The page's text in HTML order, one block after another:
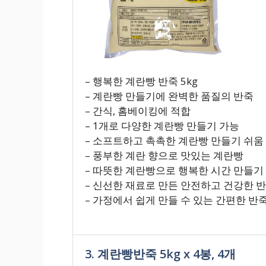
– 행복한 계란빵 반죽 5kg
– 계란빵 만들기에 완벽한 품질의 반죽
– 간식, 홈베이킹에 적합
– 1개로 다양한 계란빵 만들기 가능
– 소프트하고 촉촉한 계란빵 만들기 쉬움
– 풍부한 계란 향으로 맛있는 계란빵
– 따뜻한 계란빵으로 행복한 시간 만들기
– 신선한 재료로 만든 안전하고 건강한
– 가정에서 쉽게 만들 수 있는 간편한 반
3. 계란빵반죽 5kg x 4봉, 4개